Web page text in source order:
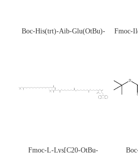
Boc-His(trt)-Aib-Glu(OtBu)-
Fmoc-
Fmoc-L-Lys[C20-OtBu-